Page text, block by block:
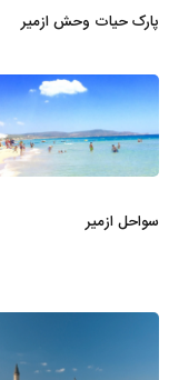
پارک حیات وحش ازمیر
سواحل ازمیر